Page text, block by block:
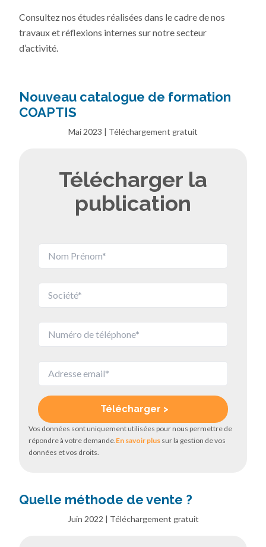
Consultez nos études réalisées dans le cadre de nos
travaux et réflexions internes sur notre secteur
d’activité.
Nouveau catalogue de formation
COAPTIS
Mai 2023 | Téléchargement gratuit
Télécharger la
publication
Vos données sont uniquement utilisées pour nous permettre de
répondre à votre demande.En savoir plus sur la gestion de vos
données et vos droits.
Quelle méthode de vente ?
Juin 2022 | Téléchargement gratuit